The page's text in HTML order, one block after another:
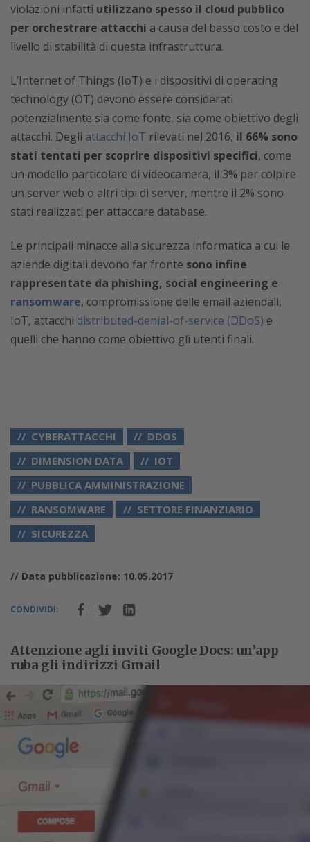
violazioni infatti utilizzano spesso il cloud pubblico
per orchestrare attacchi a causa del basso costo e del
livello di stabilità di questa infrastruttura.
L’Internet of Things (IoT) e i dispositivi di operating
technology (OT) devono essere considerati
potenzialmente sia come fonte, sia come obiettivo degli
attacchi. Degli attacchi IoT rilevati nel 2016, il 66% sono
stati tentati per scoprire dispositivi specifici, come
un modello particolare di videocamera, il 3% per colpire
un server web o altri tipi di server, mentre il 2% sono
stati realizzati per attaccare database.
Le principali minacce alla sicurezza informatica a cui le
aziende digitali devono far fronte sono infine
rappresentate da phishing, social engineering e
ransomware, compromissione delle email aziendali,
IoT, attacchi distributed-denial-of-service (DDoS) e
quelli che hanno come obiettivo gli utenti finali.
CYBERATTACCHI
DDOS
DIMENSION DATA
IOT
PUBBLICA AMMINISTRAZIONE
RANSOMWARE
SETTORE FINANZIARIO
SICUREZZA
// Data pubblicazione: 10.05.2017
CONDIVIDI:
Attenzione agli inviti Google Docs: un’app
ruba gli indirizzi Gmail